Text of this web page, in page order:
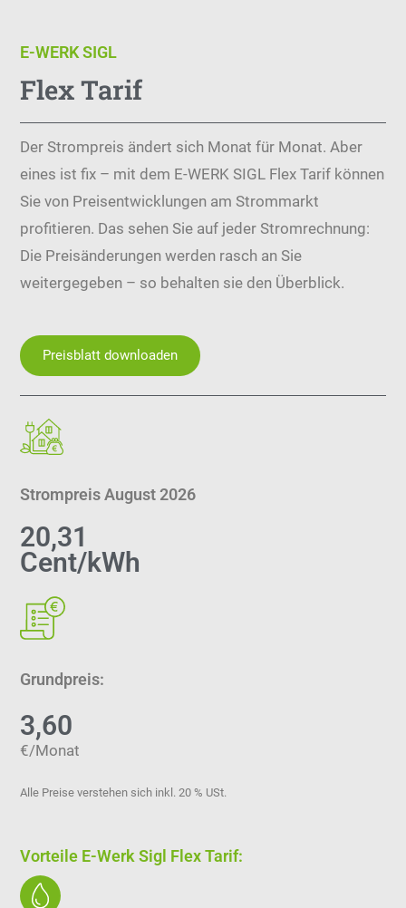
E-WERK SIGL
Flex Tarif
Der Strompreis ändert sich Monat für Monat. Aber
eines ist fix – mit dem E-WERK SIGL Flex Tarif können
Sie von Preisentwicklungen am Strommarkt
profitieren. Das sehen Sie auf jeder Stromrechnung:
Die Preisänderungen werden rasch an Sie
weitergegeben – so behalten sie den Überblick.
Preisblatt downloaden
Strompreis August 2026
20,31
Cent/kWh
Grundpreis:
3,60
€/Monat
Alle Preise verstehen sich inkl. 20 % USt.
Vorteile E-Werk Sigl Flex Tarif: